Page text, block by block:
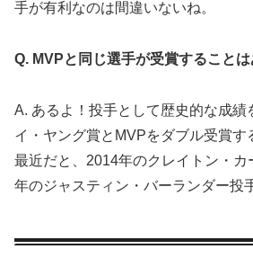
手が有利なのは間違いないね。
Q. MVPと同じ選手が受賞することは
A. あるよ！投手として歴史的な成績
イ・ヤング賞とMVPをダブル受賞す
最近だと、2014年のクレイトン・カ
年のジャスティン・バーランダー投